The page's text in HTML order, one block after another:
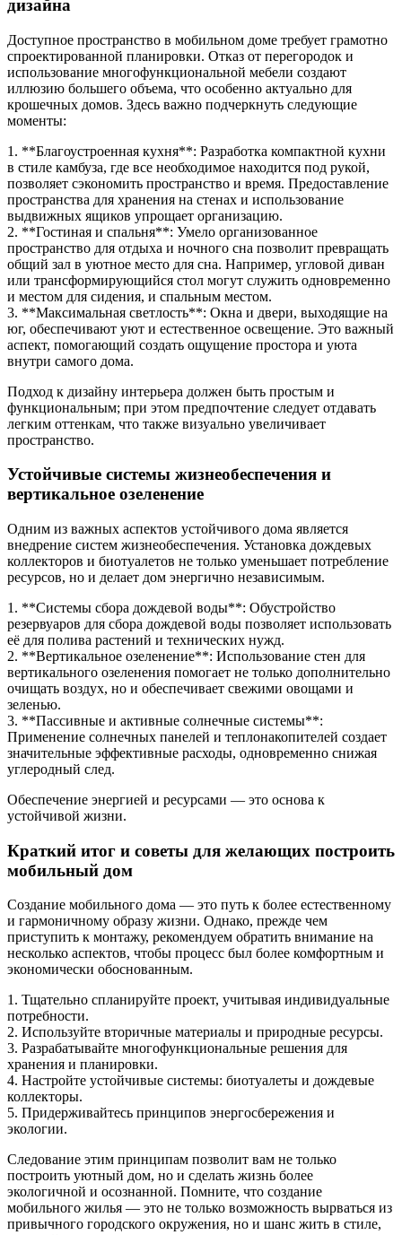
дизайна
Доступное пространство в мобильном доме требует грамотно
спроектированной планировки. Отказ от перегородок и
использование многофункциональной мебели создают
иллюзию большего объема, что особенно актуально для
крошечных домов. Здесь важно подчеркнуть следующие
моменты:
1. **Благоустроенная кухня**: Разработка компактной кухни
в стиле камбуза, где все необходимое находится под рукой,
позволяет сэкономить пространство и время. Предоставление
пространства для хранения на стенах и использование
выдвижных ящиков упрощает организацию.
2. **Гостиная и спальня**: Умело организованное
пространство для отдыха и ночного сна позволит превращать
общий зал в уютное место для сна. Например, угловой диван
или трансформирующийся стол могут служить одновременно
и местом для сидения, и спальным местом.
3. **Максимальная светлость**: Окна и двери, выходящие на
юг, обеспечивают уют и естественное освещение. Это важный
аспект, помогающий создать ощущение простора и уюта
внутри самого дома.
Подход к дизайну интерьера должен быть простым и
функциональным; при этом предпочтение следует отдавать
легким оттенкам, что также визуально увеличивает
пространство.
Устойчивые системы жизнеобеспечения и
вертикальное озеленение
Одним из важных аспектов устойчивого дома является
внедрение систем жизнеобеспечения. Установка дождевых
коллекторов и биотуалетов не только уменьшает потребление
ресурсов, но и делает дом энергично независимым.
1. **Системы сбора дождевой воды**: Обустройство
резервуаров для сбора дождевой воды позволяет использовать
её для полива растений и технических нужд.
2. **Вертикальное озеленение**: Использование стен для
вертикального озеленения помогает не только дополнительно
очищать воздух, но и обеспечивает свежими овощами и
зеленью.
3. **Пассивные и активные солнечные системы**:
Применение солнечных панелей и теплонакопителей создает
значительные эффективные расходы, одновременно снижая
углеродный след.
Обеспечение энергией и ресурсами — это основа к
устойчивой жизни.
Краткий итог и советы для желающих построить
мобильный дом
Создание мобильного дома — это путь к более естественному
и гармоничному образу жизни. Однако, прежде чем
приступить к монтажу, рекомендуем обратить внимание на
несколько аспектов, чтобы процесс был более комфортным и
экономически обоснованным.
1. Тщательно спланируйте проект, учитывая индивидуальные
потребности.
2. Используйте вторичные материалы и природные ресурсы.
3. Разрабатывайте многофункциональные решения для
хранения и планировки.
4. Настройте устойчивые системы: биотуалеты и дождевые
коллекторы.
5. Придерживайтесь принципов энергосбережения и
экологии.
Следование этим принципам позволит вам не только
построить уютный дом, но и сделать жизнь более
экологичной и осознанной. Помните, что создание
мобильного жилья — это не только возможность вырваться из
привычного городского окружения, но и шанс жить в стиле,